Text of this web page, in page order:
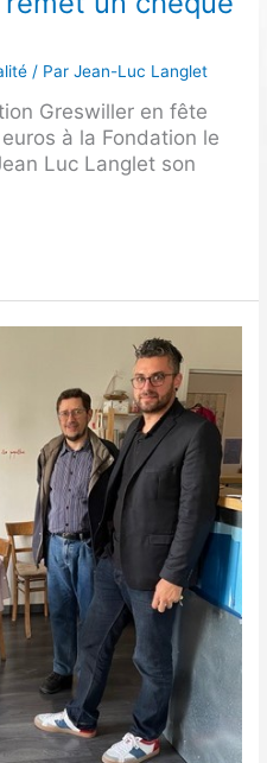
/ ParJean-Luc Langlet
Greswiller en fête
à la Fondation le
Luc Langlet son